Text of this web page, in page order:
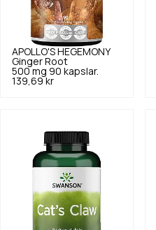
APOLLO'S HEGEMONY
Ginger Root
500 mg 90 kapslar.
139,69 kr